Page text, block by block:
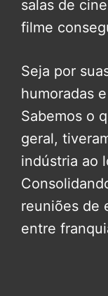
salas de
filme
Seja por
humoradas
Sabemos o
geral,
indústria ao
reuniões de
entre